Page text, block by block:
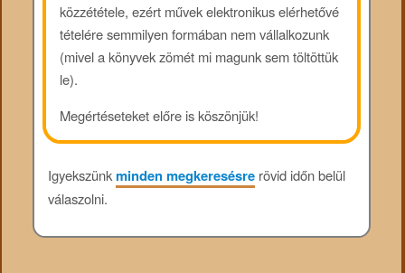
közzététele, ezért művek elektronikus elérhetővé
tételére semmilyen formában nem vállalkozunk
(mivel a könyvek zömét mi magunk sem töltöttük
le).
Megértéseteket előre is köszönjük!
Igyekszünkminden megkeresésrerövid időn belül
válaszolni.